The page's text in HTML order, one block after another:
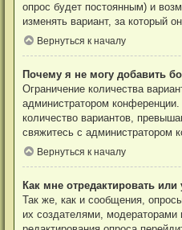
опрос будет постоянным) и
изменять вариант, за который
Вернуться к началу
Почему я не могу добавить
Ограничение количества
администратором
количество вариантов,
свяжитесь с администратором
Вернуться к началу
Как мне отредактировать или
Так же, как и сообщения,
их создателями,